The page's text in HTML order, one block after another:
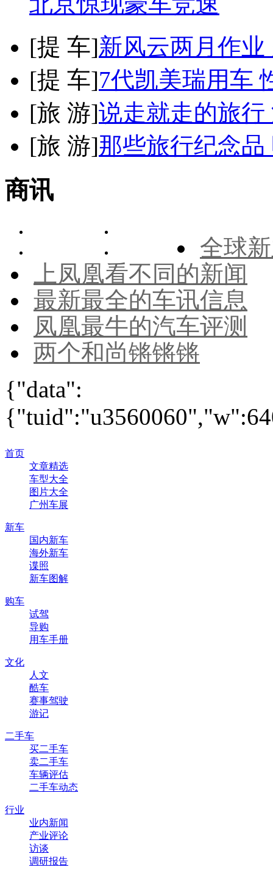
[提 车]新风云两月作
[提 车]7代凯美瑞用车
[旅 游]说走就走的旅
[旅 游]那些旅行纪念
商讯
全球
上凤凰看不同的新闻
最新最全的车讯信息
凤凰最牛的汽车评测
两个和尚锵锵锵
{"data":
首页
文章精选
车型大全
图片大全
广州车展
新车
国内新车
海外新车
谍照
新车图解
购车
试驾
导购
用车手册
文化
人文
酷车
赛事驾驶
游记
二手车
买二手车
卖二手车
车辆评估
二手车动态
行业
业内新闻
产业评论
访谈
调研报告